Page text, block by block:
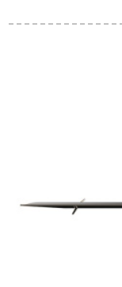
ーンゲーム・レンレ